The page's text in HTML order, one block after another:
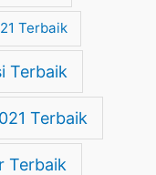
Terbaik
Terbaik
Terbaik
Terbaik